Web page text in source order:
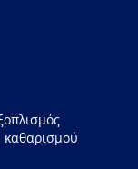
καθαρισμού